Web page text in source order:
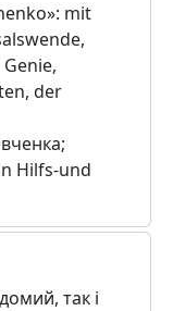
mit
der
Hilfs-und
так і